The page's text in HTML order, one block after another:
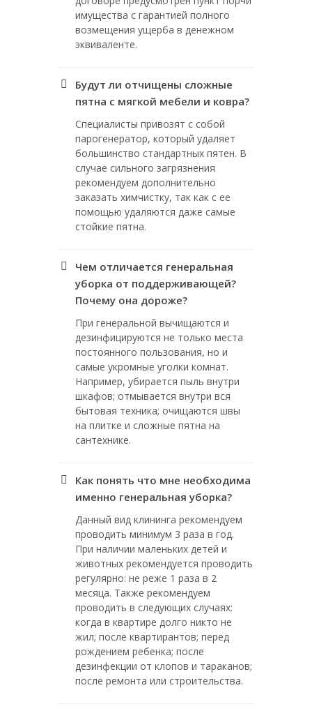
имущества с гарантией полного
возмещения ущерба в денежном
эквиваленте.
Будут ли отчищены сложные
пятна с мягкой мебели и ковра?
Специалисты привозят с собой
парогенератор, который удаляет
большинство стандартных пятен. В
случае сильного загрязнения
рекомендуем дополнительно
заказать химчистку, так как с ее
помощью удаляются даже самые
стойкие пятна.
Чем отличается генеральная
уборка от поддерживающей?
Почему она дороже?
При генеральной вычищаются и
дезинфицируются не только места
постоянного пользования, но и
самые укромные уголки комнат.
Например, убирается пыль внутри
шкафов; отмывается внутри вся
бытовая техника; очищаются швы
на плитке и сложные пятна на
сантехнике.
Как понять что мне необходима
именно генеральная уборка?
Данный вид клининга рекомендуем
проводить минимум 3 раза в год.
При наличии маленьких детей и
животных рекомендуется проводить
регулярно: не реже 1 раза в 2
месяца. Также рекомендуем
проводить в следующих случаях:
когда в квартире долго никто не
жил; после квартирантов; перед
рождением ребенка; после
дезинфекции от клопов и тараканов;
после ремонта или строительства.